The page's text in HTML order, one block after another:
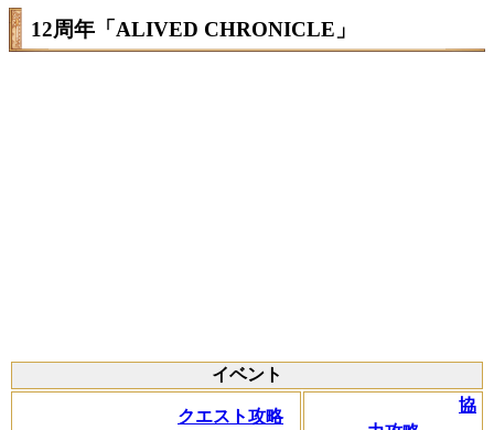
12周年「ALIVED CHRONICLE」
イベント
クエスト攻略
協